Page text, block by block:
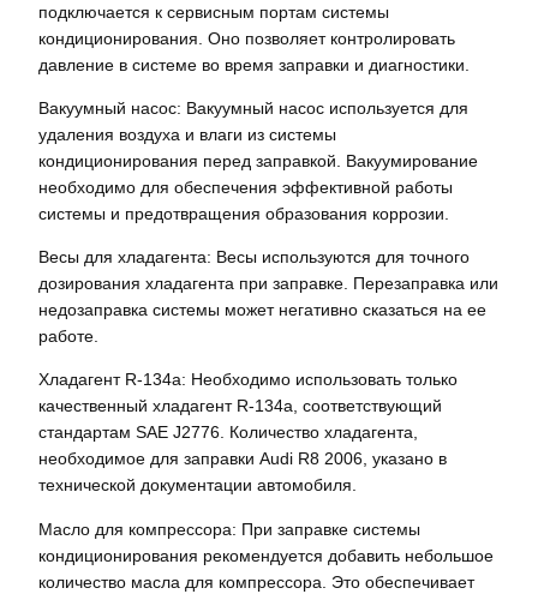
подключается к сервисным портам системы
кондиционирования. Оно позволяет контролировать
давление в системе во время заправки и диагностики.
Вакуумный насос: Вакуумный насос используется для
удаления воздуха и влаги из системы
кондиционирования перед заправкой. Вакуумирование
необходимо для обеспечения эффективной работы
системы и предотвращения образования коррозии.
Весы для хладагента: Весы используются для точного
дозирования хладагента при заправке. Перезаправка или
недозаправка системы может негативно сказаться на ее
работе.
Хладагент R-134a: Необходимо использовать только
качественный хладагент R-134a, соответствующий
стандартам SAE J2776. Количество хладагента,
необходимое для заправки Audi R8 2006, указано в
технической документации автомобиля.
Масло для компрессора: При заправке системы
кондиционирования рекомендуется добавить небольшое
количество масла для компрессора. Это обеспечивает